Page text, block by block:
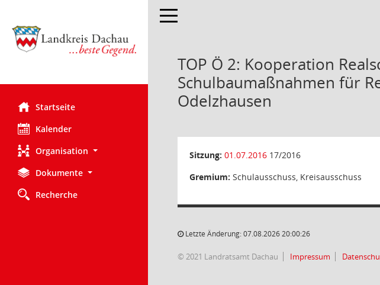
Startseite
Kalender
Organisation
Dokumente
Recherche
Toggle navigation
TOP Ö 2: Kooperation
Schulbaumaßnahmen für
Odelzhausen
Sitzung: 01.07.2016 17/2016
Gremium: Schulausschuss, Kreisausschuss
Letzte Änderung: 07.08.2026 20:00:26
© 2021 Landratsamt Dachau Impressum